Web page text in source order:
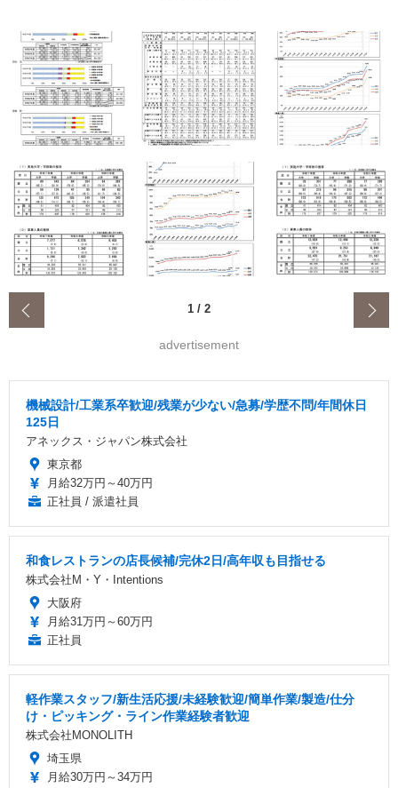
1 / 2
advertisement
機械設計/工業系卒歓迎/残業が少ない/急募/学歴不問/年間休日
125日
アネックス・ジャパン株式会社
東京都
月給32万円～40万円
正社員 / 派遣社員
和食レストランの店長候補/完休2日/高年収も目指せる
株式会社M・Y・Intentions
大阪府
月給31万円～60万円
正社員
軽作業スタッフ/新生活応援/未経験歓迎/簡単作業/製造/仕分
け・ピッキング・ライン作業経験者歓迎
株式会社MONOLITH
埼玉県
月給30万円～34万円